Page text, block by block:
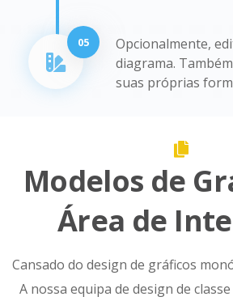
05
Opcionalmente,
diagrama.
suas próprias
Modelos de
Área de
Cansado do design de gráficos
A nossa equipa de design de